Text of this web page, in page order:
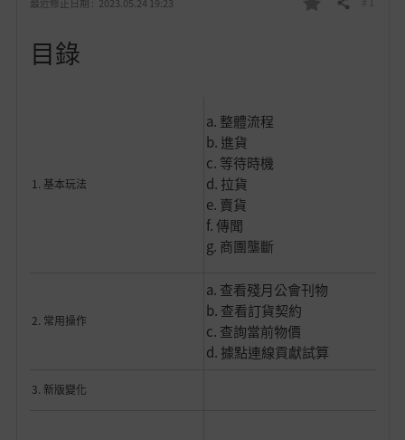
分享
目錄
1. 基本玩法
a. 整體流程
b. 進貨
c. 等待時機
d. 拉貨
e. 賣貨
f. 傳聞
g. 商團壟斷
2. 常用操作
a. 查看殘月公會刊物
b. 查看訂貨契約
c. 查詢當前物價
d. 據點連線貢獻試算
3. 新版變化